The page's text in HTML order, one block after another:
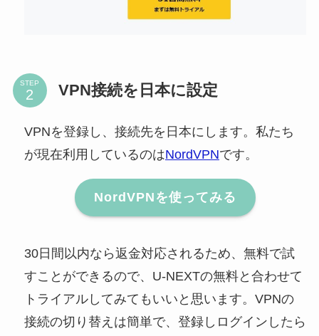
STEP VPN接続を日本に設定
VPNを登録し、接続先を日本にします。私たち
が現在利用しているのはNordVPNです。
NordVPNを使ってみる
30日間以内なら返金対応されるため、無料で試
すことができるので、U-NEXTの無料と合わせて
トライアルしてみてもいいと思います。VPNの
接続の切り替えは簡単で、登録しログインしたら